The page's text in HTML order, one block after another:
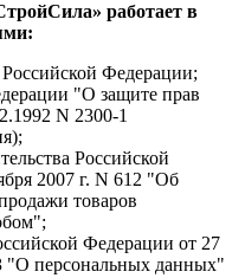
работает в
Российской Федерации;
"О защите прав
N 2300-1
Российской
2007 г. N 612 "Об
товаров
Федерации от 27
"О персональных данных"